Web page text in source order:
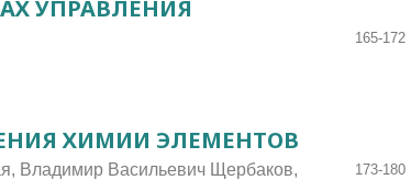
УПРАВЛЕНИЯ
165-172
ХИМИИ ЭЛЕМЕНТОВ
Владимир Васильевич Щербаков,
173-180